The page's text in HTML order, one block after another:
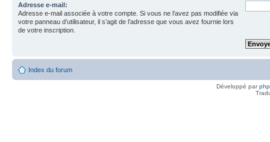
Adresse e-mail:
Adresse e-mail associée à votre compte. Si vous ne l’avez pas modifiée via
votre panneau d’utilisateur, il s’agit de l’adresse que vous avez fournie lors
de votre inscription.
Index du forum
Développé par